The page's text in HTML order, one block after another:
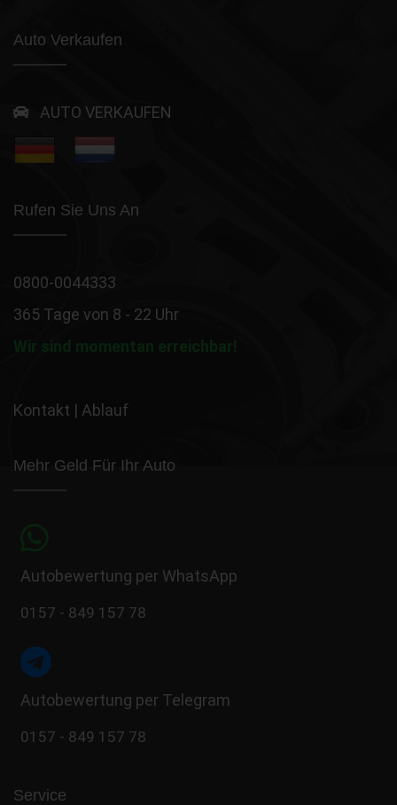
Auto Verkaufen
AUTO VERKAUFEN
Rufen Sie Uns An
0800-0044333
365 Tage von 8 - 22 Uhr
Wir sind momentan erreichbar!
Kontakt | Ablauf
Mehr Geld Für Ihr Auto
Autobewertung per WhatsApp
0157 - 849 157 78
Autobewertung per Telegram
0157 - 849 157 78
Service